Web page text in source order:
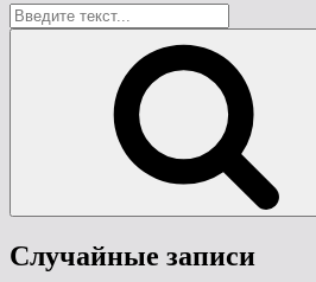
Найти:
Случайные записи